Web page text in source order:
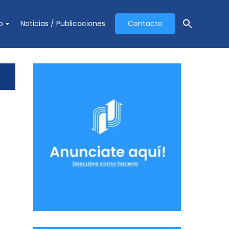
Noticias / Publicaciones Contacto